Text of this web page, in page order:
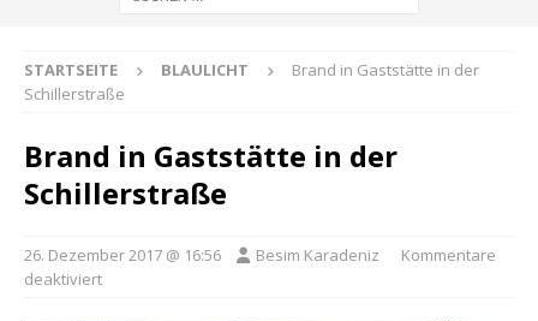
STARTSEITE BLAULICHT
Brand in Gaststätte in der
Schillerstraße
Brand in Gaststätte in der
Schillerstraße
26. Dezember 2017 @ 16:56 Besim Karadeniz
Kommentare
deaktiviert